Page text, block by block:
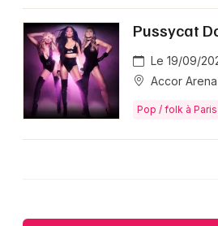
Pussycat
Le 19/09/
Accor
Pop / folk à Paris